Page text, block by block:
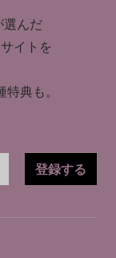
んだ
イトを
典も。
登録する